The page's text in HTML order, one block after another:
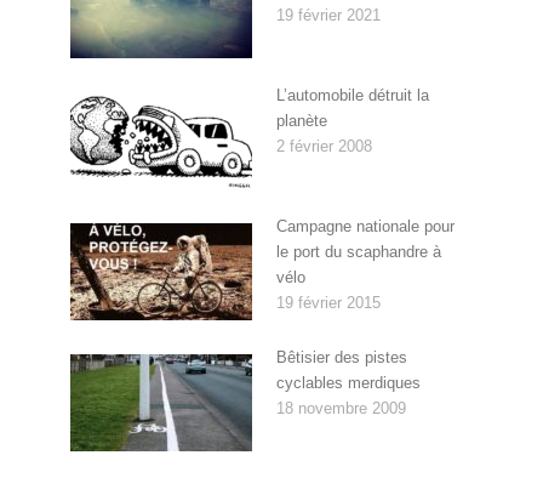
19 février 2021
L’automobile détruit la
planète
2 février 2008
Campagne nationale pour
le port du scaphandre à
vélo
19 février 2015
Bêtisier des pistes
cyclables merdiques
18 novembre 2009